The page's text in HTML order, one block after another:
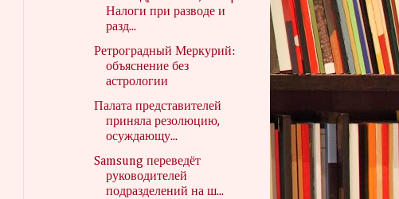
Налоги при разводе и
разд...
Ретроградный Меркурий:
объяснение без
астрологии
Палата представителей
приняла резолюцию,
осуждающу...
Samsung переведёт
руководителей
подразделений на ш...